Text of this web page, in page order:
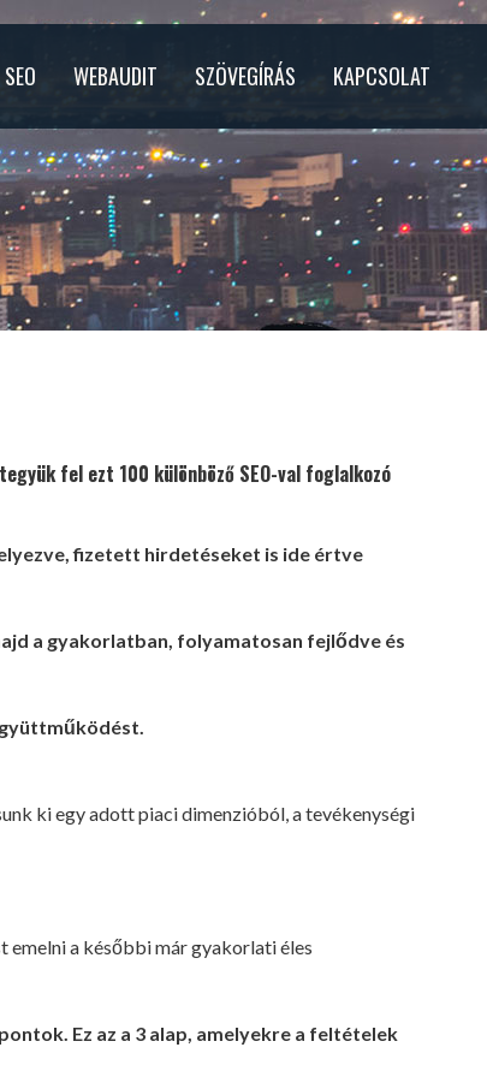
SEO WEBAUDIT SZÖVEGÍRÁS KAPCSOLAT
fel ezt 100 különböző SEO-val foglalkozó
fizetett hirdetéseket is ide értve
a gyakorlatban, folyamatosan fejlődve és
ki egy adott piaci dimenzióból, a tevékenységi
emelni a későbbi már gyakorlati éles
Ez az a 3 alap, amelyekre a feltételek